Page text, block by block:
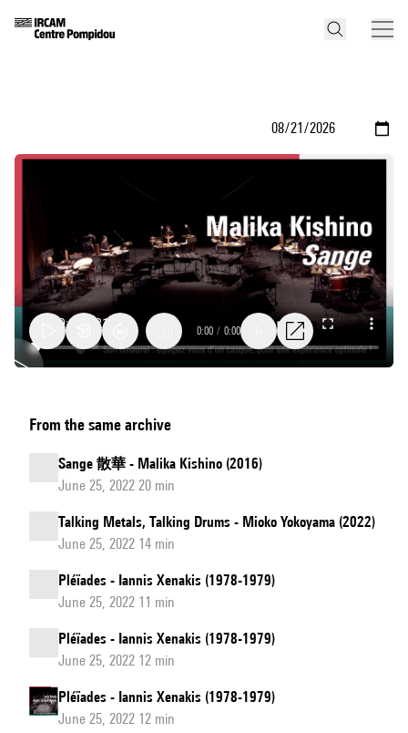
散
華
0:00 / 0:00
From the same archive
Sange 散華 - Malika Kishino (2016)
June 25, 2022 20 min
Talking Metals, Talking Drums - Mioko Yokoyama (2022)
June 25, 2022 14 min
Pléïades - Iannis Xenakis (1978-1979)
June 25, 2022 11 min
Pléïades - Iannis Xenakis (1978-1979)
June 25, 2022 12 min
Pléïades - Iannis Xenakis (1978-1979)
June 25, 2022 12 min